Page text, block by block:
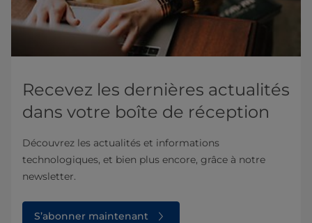
Recevez les dernières actualités
dans votre boîte de réception
Découvrez les actualités et informations
technologiques, et bien plus encore, grâce à notre
newsletter.
S’abonner maintenant